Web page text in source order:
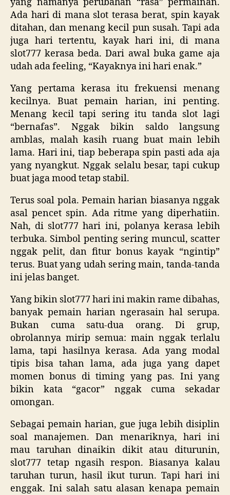
Ada hari di mana slot terasa berat, spin kayak
ditahan, dan menang kecil pun susah. Tapi ada
juga hari tertentu, kayak hari ini, di mana
slot777 kerasa beda. Dari awal buka game aja
udah ada feeling, “Kayaknya ini hari enak.”
Yang pertama kerasa itu frekuensi menang
kecilnya. Buat pemain harian, ini penting.
Menang kecil tapi sering itu tanda slot lagi
“bernafas”. Nggak bikin saldo langsung
amblas, malah kasih ruang buat main lebih
lama. Hari ini, tiap beberapa spin pasti ada aja
yang nyangkut. Nggak selalu besar, tapi cukup
buat jaga mood tetap stabil.
Terus soal pola. Pemain harian biasanya nggak
asal pencet spin. Ada ritme yang diperhatiin.
Nah, di slot777 hari ini, polanya kerasa lebih
terbuka. Simbol penting sering muncul, scatter
nggak pelit, dan fitur bonus kayak “ngintip”
terus. Buat yang udah sering main, tanda-tanda
ini jelas banget.
Yang bikin slot777 hari ini makin rame dibahas,
banyak pemain harian ngerasain hal serupa.
Bukan cuma satu-dua orang. Di grup,
obrolannya mirip semua: main nggak terlalu
lama, tapi hasilnya kerasa. Ada yang modal
tipis bisa tahan lama, ada juga yang dapet
momen bonus di timing yang pas. Ini yang
bikin kata “gacor” nggak cuma sekadar
omongan.
Sebagai pemain harian, gue juga lebih disiplin
soal manajemen. Dan menariknya, hari ini
mau taruhan dinaikin dikit atau diturunin,
slot777 tetap ngasih respon. Biasanya kalau
taruhan turun, hasil ikut turun. Tapi hari ini
enggak. Ini salah satu alasan kenapa pemain